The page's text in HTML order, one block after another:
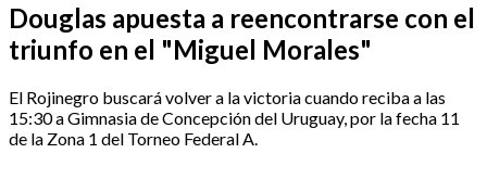
Douglas apuesta a reencontrarse con el
triunfo en el "Miguel Morales"
El Rojinegro buscará volver a la victoria cuando reciba a las
15:30 a Gimnasia de Concepción del Uruguay, por la fecha 11
de la Zona 1 del Torneo Federal A.